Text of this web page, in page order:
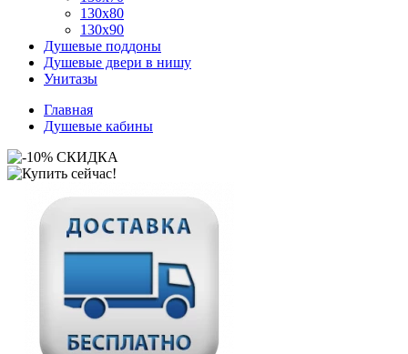
130x80
130x90
Душевые поддоны
Душевые двери в нишу
Унитазы
Главная
Душевые кабины